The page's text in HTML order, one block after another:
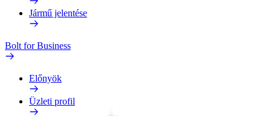
Jármű jelentése
Bolt for Business
Előnyök
Üzleti profil